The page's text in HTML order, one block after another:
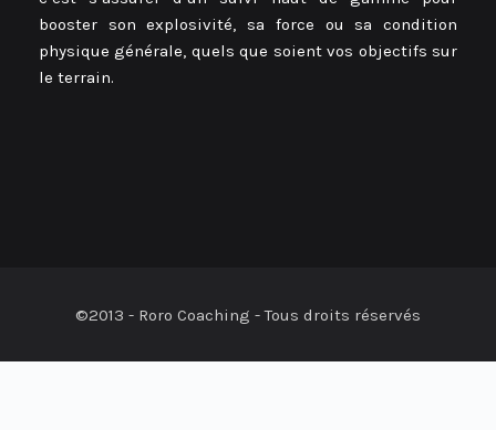
booster son explosivité, sa force ou sa condition
physique générale, quels que soient vos objectifs sur
le terrain.
©2013 - Roro Coaching - Tous droits réservés